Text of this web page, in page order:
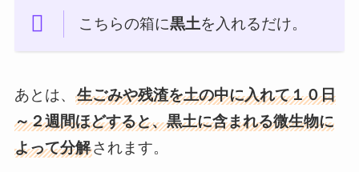
こちらの箱に黒土を入れるだけ。
あとは、 生ごみや残渣を土の中に入れて１０日
～２週間ほどすると、黒土に含まれる微生物に
よって分解されます。